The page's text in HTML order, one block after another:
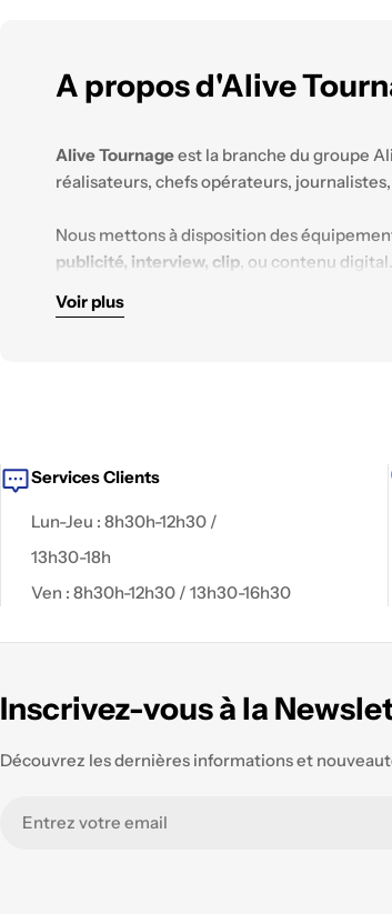
A propos d'Alive
Alive Tournageest la branche du groupe
réalisateurs, chefs opérateurs,
Nous mettons à disposition des
publicité, interview, clip, ou contenu digital.
Voir plus
Services Clients
Lun-Jeu : 8h30h-12h30 /
13h30-18h
Ven : 8h30h-12h30 / 13h30-16h30
Inscrivez-vous à la
Découvrez les dernières informations et
mail